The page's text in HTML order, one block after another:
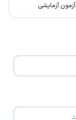
آزمون آزمایشی